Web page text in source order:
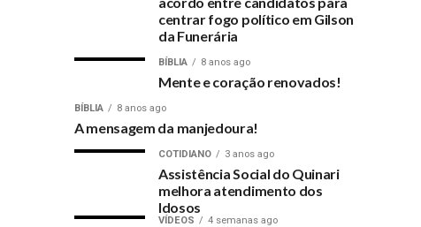
centrar fogo político em Gilson
da Funerária
BÍBLIA 8 anos ago
Mente e coração renovados!
BÍBLIA 8 anos ago
A mensagem da manjedoura!
COTIDIANO 3 anos ago
Assistência Social do Quinari
melhora atendimento dos
Idosos
VÍDEOS 4 semanas ago